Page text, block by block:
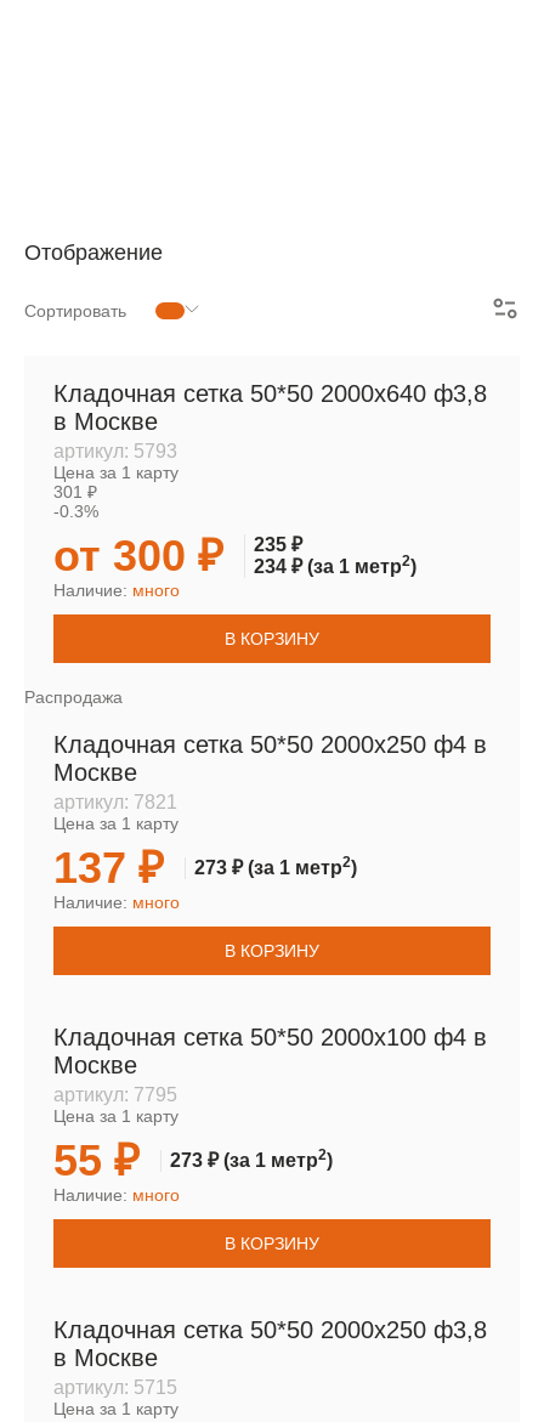
Отображение
Сортировать
Кладочная сетка 50*50 2000х640 ф3,8
в Москве
артикул: 5793
Цена за 1 карту
301 ₽
-0.3%
от 300 ₽
235 ₽
234 ₽(за 1 метр2)
Наличие: много
В КОРЗИНУ
Распродажа
Кладочная сетка 50*50 2000х250 ф4 в
Москве
артикул: 7821
Цена за 1 карту
137 ₽ 273 ₽(за 1 метр2)
Наличие: много
В КОРЗИНУ
Кладочная сетка 50*50 2000х100 ф4 в
Москве
артикул: 7795
Цена за 1 карту
55 ₽ 273 ₽(за 1 метр2)
Наличие: много
В КОРЗИНУ
Кладочная сетка 50*50 2000х250 ф3,8
в Москве
артикул: 5715
Цена за 1 карту